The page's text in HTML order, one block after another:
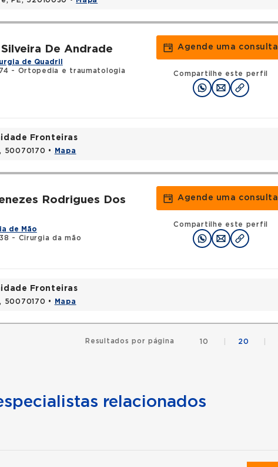
De Andrade
de Quadril
- Ortopedia e traumatologia
Agende uma consulta
Compartilhe este perfil
Fronteiras
50070170 • Mapa
Rodrigues Dos
de Mão
- Cirurgia da mão
Agende uma consulta
Compartilhe este perfil
Fronteiras
50070170 • Mapa
Resultados por página 10 20
relacionados